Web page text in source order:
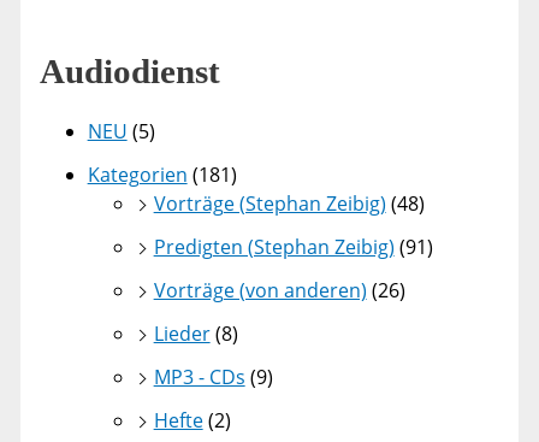
Audiodienst
NEU (5)
Kategorien (181)
Vorträge (Stephan Zeibig) (48)
Predigten (Stephan Zeibig) (91)
Vorträge (von anderen) (26)
Lieder(8)
MP3 - CDs (9)
Hefte(2)